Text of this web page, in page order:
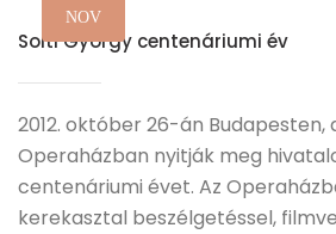
NOV
Solti György centenáriumi év
2012. október 26-án Budapesten,
Operaházban nyitják meg
centenáriumi évet. Az
kerekasztal beszélgetéssel,